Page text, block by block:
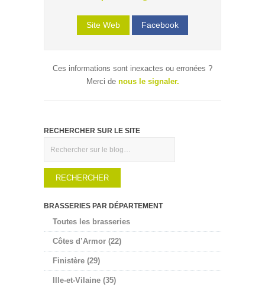
Site Web Facebook
Ces informations sont inexactes ou erronées ?
Merci de nous le signaler.
RECHERCHER SUR LE SITE
BRASSERIES PAR DÉPARTEMENT
Toutes les brasseries
Côtes d’Armor (22)
Finistère (29)
Ille-et-Vilaine (35)